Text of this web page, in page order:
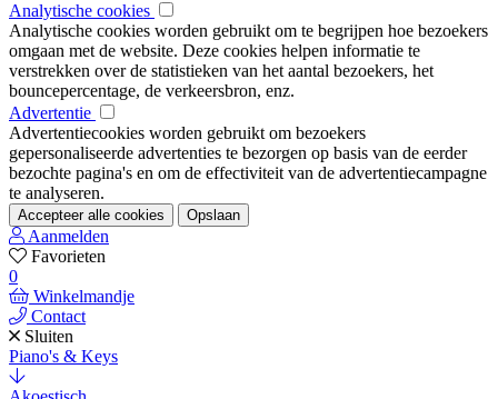
Analytische cookies
Analytische cookies worden gebruikt om te begrijpen hoe bezoekers
omgaan met de website. Deze cookies helpen informatie te
verstrekken over de statistieken van het aantal bezoekers, het
bouncepercentage, de verkeersbron, enz.
Advertentie
Advertentiecookies worden gebruikt om bezoekers
gepersonaliseerde advertenties te bezorgen op basis van de eerder
bezochte pagina's en om de effectiviteit van de advertentiecampagne
te analyseren.
Accepteer alle cookies Opslaan
Aanmelden
Favorieten
0
Winkelmandje
Contact
Sluiten
Piano's & Keys